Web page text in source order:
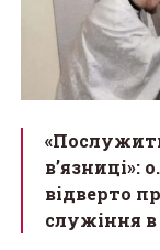
вʼязниці»:
відверто
служіння